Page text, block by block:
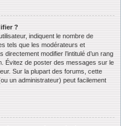
?
indiquent le nombre de
tels que les modérateurs et
modifier l’intitulé d’un rang
Évitez de poster des messages sur le
Sur la plupart des forums, cette
un administrateur) peut facilement